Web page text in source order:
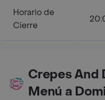
Horario de
Cierre
Crepes And
Menú a